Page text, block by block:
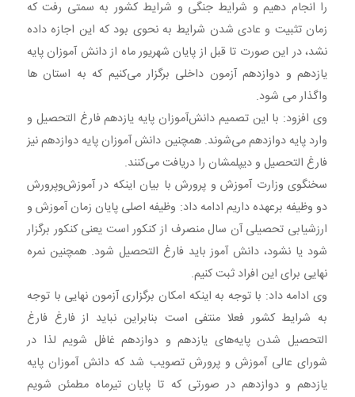
را انجام دهیم و شرایط جنگی و شرایط کشور به سمتی رفت که
زمان تثبیت و عادی شدن شرایط به نحوی بود که این اجازه داده
نشد، در این صورت تا قبل از پایان شهریور ماه از دانش آموزان پایه
یازدهم و دوازدهم آزمون داخلی برگزار می‌کنیم که به استان ها
واگذار می شود.
وی افزود: با این تصمیم دانش‌آموزان پایه یازدهم فارغ التحصیل و
وارد پایه دوازدهم می‌شوند. همچنین دانش آموزان پایه دوازدهم نیز
فارغ التحصیل و دیپلمشان را دریافت می‌کنند.
سخنگوی وزارت آموزش و پرورش با بیان اینکه در آموزش‌وپرورش
دو وظیفه برعهده داریم ادامه داد: وظیفه اصلی پایان زمان آموزش و
ارزشیابی تحصیلی آن سال منصرف از کنکور است یعنی کنکور برگزار
شود یا نشود، دانش آموز باید فارغ التحصیل شود. همچنین نمره
نهایی برای این افراد ثبت کنیم.
وی ادامه داد: با توجه به اینکه امکان برگزاری آزمون نهایی با توجه
به شرایط کشور فعلا منتفی است بنابراین نباید از فارغ فارغ
التحصیل شدن پایه‌های یازدهم و دوازدهم غافل شویم لذا در
شورای عالی آموزش و پرورش تصویب شد که دانش آموزان پایه
یازدهم و دوازدهم در صورتی که تا پایان تیرماه مطمئن شویم